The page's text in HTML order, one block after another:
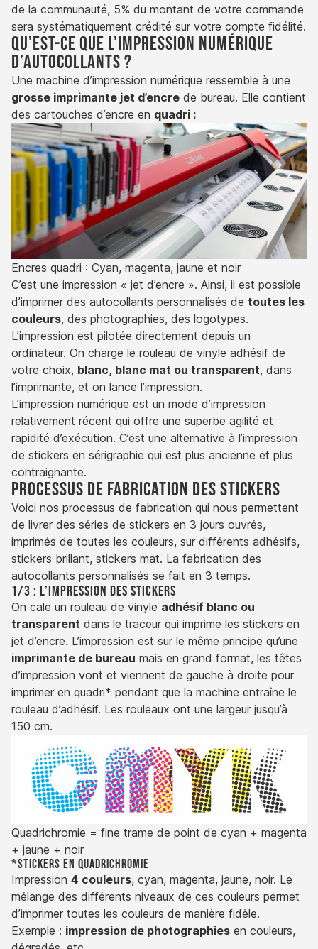
de la communauté, 5% du montant de votre commande
sera systématiquement crédité sur votre compte fidélité.
Qu’est-ce que l’impression numérique
d’autocollants ?
Une machine d’impression numérique ressemble à une
grosse imprimante jet d’encre de bureau. Elle contient
des cartouches d’encre en quadri :
Encres quadri : Cyan, magenta, jaune et noir
C’est une impression « jet d’encre ». Ainsi, il est possible
d’imprimer des autocollants personnalisés de toutes les
couleurs, des photographies, des logotypes.
L’impression est pilotée directement depuis un
ordinateur. On charge le rouleau de vinyle adhésif de
votre choix, blanc, blanc mat ou transparent, dans
l’imprimante, et on lance l’impression.
L’impression numérique est un mode d’impression
relativement récent qui offre une superbe agilité et
rapidité d’exécution. C’est une alternative à l’impression
de stickers en sérigraphie qui est plus ancienne et plus
contraignante.
Processus de fabrication des stickers
Voici nos processus de fabrication qui nous permettent
de livrer des séries de stickers en 3 jours ouvrés,
imprimés de toutes les couleurs, sur différents adhésifs,
stickers brillant, stickers mat. La fabrication des
autocollants personnalisés se fait en 3 temps.
1/3 : L’impression des stickers
On cale un rouleau de vinyle adhésif blanc ou
transparent dans le traceur qui imprime les stickers en
jet d’encre. L’impression est sur le même principe qu’une
imprimante de bureau mais en grand format, les têtes
d’impression vont et viennent de gauche à droite pour
imprimer en quadri* pendant que la machine entraîne le
rouleau d’adhésif. Les rouleaux ont une largeur jusqu’à
150 cm.
Quadrichromie = fine trame de point de cyan + magenta
+ jaune + noir
*Stickers en quadrichromie
Impression 4 couleurs, cyan, magenta, jaune, noir. Le
mélange des différents niveaux de ces couleurs permet
d’imprimer toutes les couleurs de manière fidèle.
Exemple : impression de photographies en couleurs,